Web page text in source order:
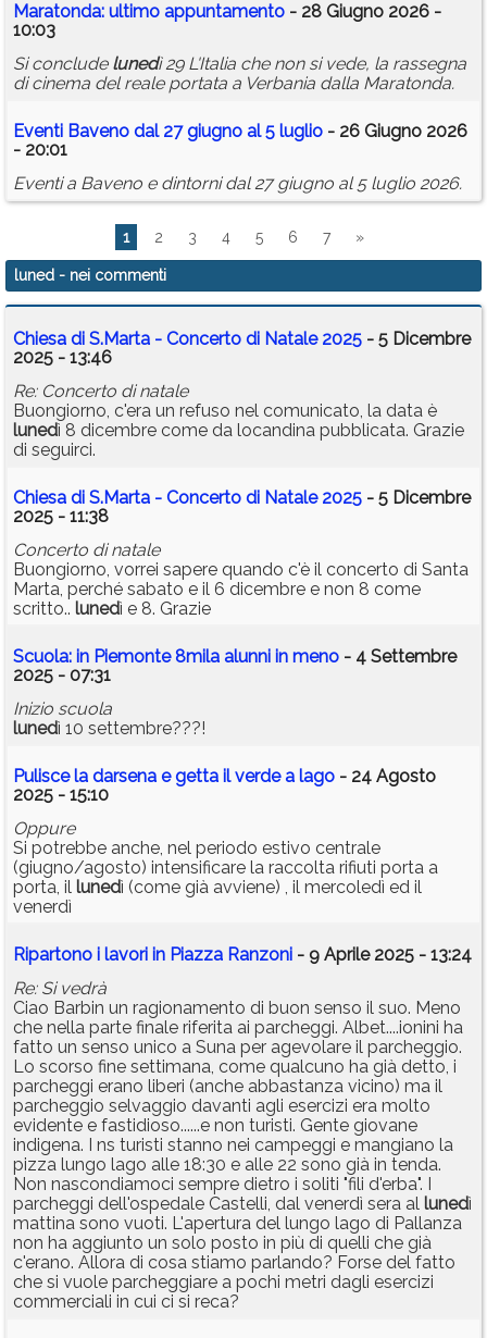
Maratonda: ultimo appuntamento - 28 Giugno 2026 -
10:03
Si conclude lunedì 29 L'Italia che non si vede, la rassegna
di cinema del reale portata a Verbania dalla Maratonda.
Eventi Baveno dal 27 giugno al 5 luglio - 26 Giugno 2026
- 20:01
Eventi a Baveno e dintorni dal 27 giugno al 5 luglio 2026.
1 2 3 4 5 6 7 »
luned - nei commenti
Chiesa di S.Marta - Concerto di Natale 2025 - 5 Dicembre
2025 - 13:46
Re: Concerto di natale
Buongiorno, c'era un refuso nel comunicato, la data è
lunedì 8 dicembre come da locandina pubblicata. Grazie
di seguirci.
Chiesa di S.Marta - Concerto di Natale 2025 - 5 Dicembre
2025 - 11:38
Concerto di natale
Buongiorno, vorrei sapere quando c'è il concerto di Santa
Marta, perché sabato e il 6 dicembre e non 8 come
scritto.. lunedì e 8. Grazie
Scuola: in Piemonte 8mila alunni in meno - 4 Settembre
2025 - 07:31
Inizio scuola
lunedì 10 settembre???!
Pulisce la darsena e getta il verde a lago - 24 Agosto
2025 - 15:10
Oppure
Si potrebbe anche, nel periodo estivo centrale
(giugno/agosto) intensificare la raccolta rifiuti porta a
porta, il lunedì (come già avviene) , il mercoledì ed il
venerdì
Ripartono i lavori in Piazza Ranzoni - 9 Aprile 2025 - 13:24
Re: Si vedrà
Ciao Barbin un ragionamento di buon senso il suo. Meno
che nella parte finale riferita ai parcheggi. Albet....ionini ha
fatto un senso unico a Suna per agevolare il parcheggio.
Lo scorso fine settimana, come qualcuno ha già detto, i
parcheggi erano liberi (anche abbastanza vicino) ma il
parcheggio selvaggio davanti agli esercizi era molto
evidente e fastidioso......e non turisti. Gente giovane
indigena. I ns turisti stanno nei campeggi e mangiano la
pizza lungo lago alle 18:30 e alle 22 sono già in tenda.
Non nascondiamoci sempre dietro i soliti "fili d'erba". I
parcheggi dell'ospedale Castelli, dal venerdì sera al lunedì
mattina sono vuoti. L'apertura del lungo lago di Pallanza
non ha aggiunto un solo posto in più di quelli che già
c'erano. Allora di cosa stiamo parlando? Forse del fatto
che si vuole parcheggiare a pochi metri dagli esercizi
commerciali in cui ci si reca?